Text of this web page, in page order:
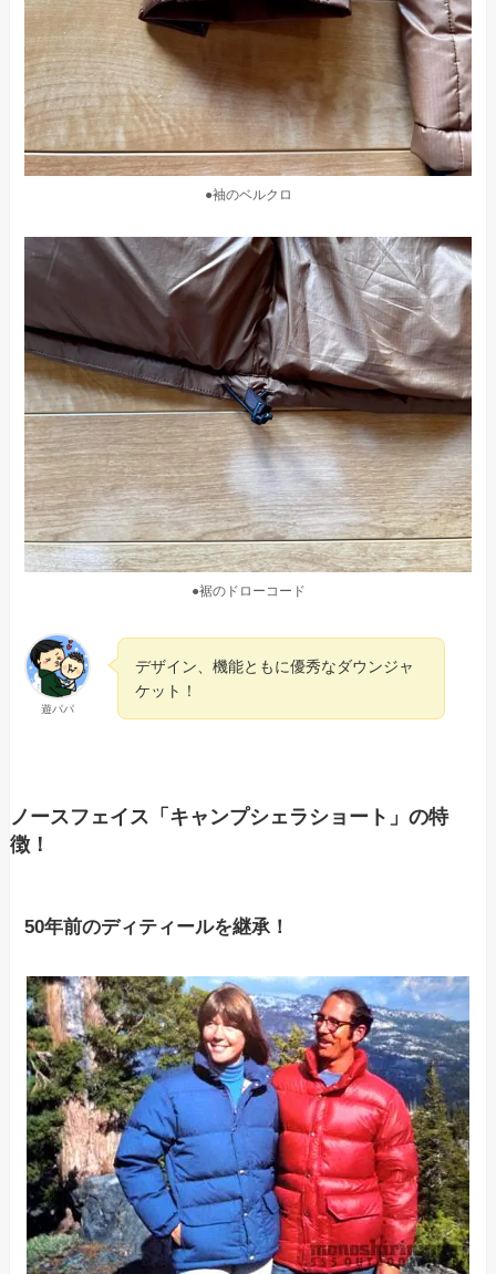
●袖のベルクロ
●裾のドローコード
遊パパ
デザイン、機能ともに優秀なダウンジャ
ケット！
ノースフェイス「キャンプシェラショート」の特
徴！
50年前のディティールを継承！